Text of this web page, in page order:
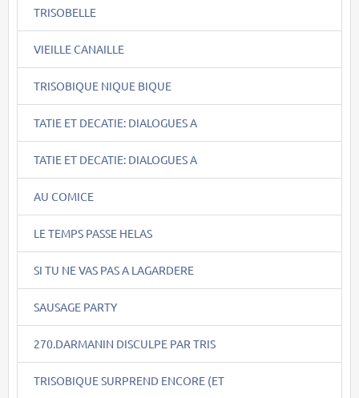
TRISOBELLE
VIEILLE CANAILLE
TRISOBIQUE NIQUE BIQUE
TATIE ET DECATIE: DIALOGUES A
TATIE ET DECATIE: DIALOGUES A
AU COMICE
LE TEMPS PASSE HELAS
SI TU NE VAS PAS A LAGARDERE
SAUSAGE PARTY
270.DARMANIN DISCULPE PAR TRIS
TRISOBIQUE SURPREND ENCORE (ET